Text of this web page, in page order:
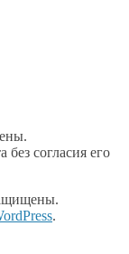
без согласия его
.